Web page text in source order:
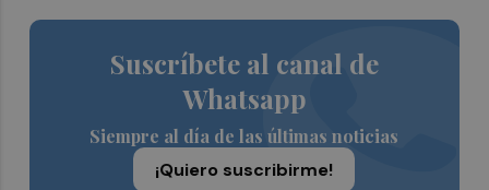
Suscríbete al canal de
Whatsapp
Siempre al día de las últimas noticias
¡Quiero suscribirme!